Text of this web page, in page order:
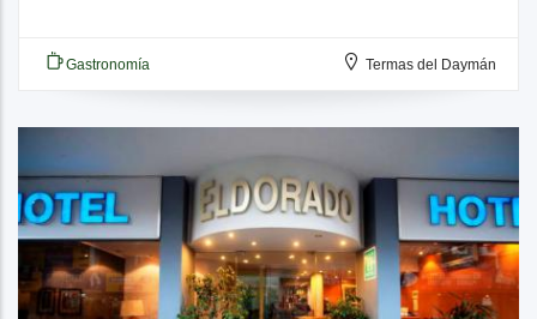
Gastronomía Termas del Daymán